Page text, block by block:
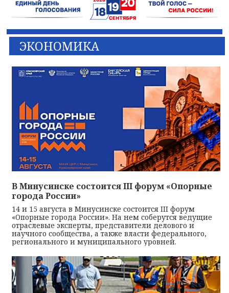
ЭКОНОМИКА
В Минусинске состоится III форум «Опорные
города России»
14 и 15 августа в Минусинске состоится III форум
«Опорные города России». На нем соберутся ведущие
отраслевые эксперты, представители делового и
научного сообщества, а также власти федерального,
регионального и муниципального уровней.